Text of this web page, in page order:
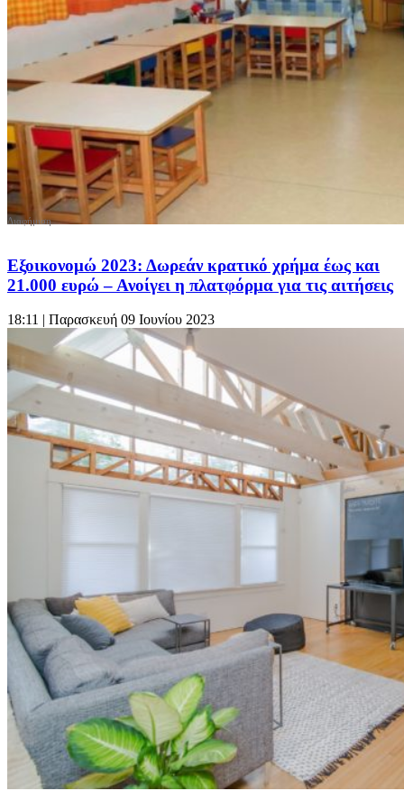
Εξοικονομώ 2023: Δωρεάν κρατικό χρήμα έως και
21.000 ευρώ – Ανοίγει η πλατφόρμα για τις αιτήσεις
18:11 | Παρασκευή 09 Ιουνίου 2023